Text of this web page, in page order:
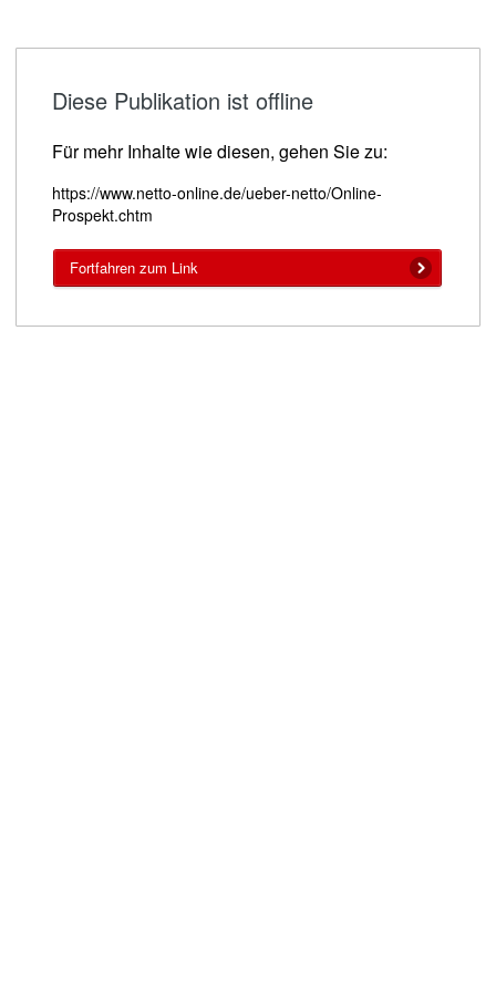
Diese Publikation ist offline
Für mehr Inhalte wie diesen, gehen Sie zu:
https://www.netto-online.de/ueber-netto/Online-
Prospekt.chtm
Fortfahren zum Link